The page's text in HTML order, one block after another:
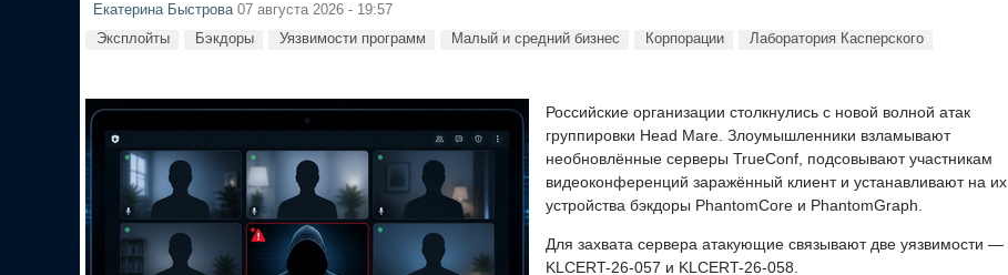
Екатерина Быстрова 07 августа 2026 - 19:57
Эксплойты Бэкдоры Уязвимости программ Малый и средний бизнес Корпорации Лаборатория Касперского
Российские организации столкнулись с новой волной атак
группировки Head Mare. Злоумышленники взламывают
необновлённые серверы TrueConf, подсовывают участникам
видеоконференций заражённый клиент и устанавливают на их
устройства бэкдоры PhantomCore и PhantomGraph.
Для захвата сервера атакующие связывают две уязвимости —
KLCERT-26-057 и KLCERT-26-058.